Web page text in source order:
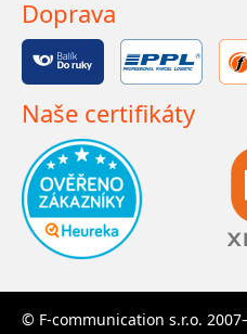
Doprava
Naše certifikáty
© F-communication s.r.o.